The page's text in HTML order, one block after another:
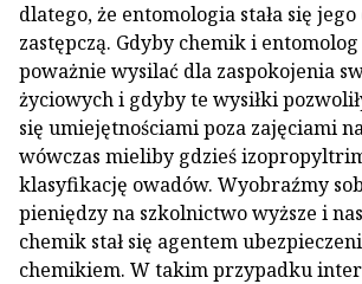
dlatego, że entomologia stała się jego
zastępczą. Gdyby chemik i
poważnie wysilać dla zaspokojenia
życiowych i gdyby te wysiłki
się umiejętnościami poza zajęciami
wówczas mieliby gdzieś
klasyfikację owadów. Wyobraźmy
pieniędzy na szkolnictwo wyższe i
chemik stał się agentem
chemikiem. W takim przypadku